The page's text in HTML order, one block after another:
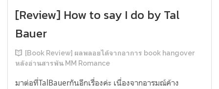
[Review] How to say I do by Tal
Bauer
[Book Review] ผลพลอยได้จากอาการ book hangover
หลังอ่านสารพัน MM Romance
มาต่อที่TalBauerกันอีกเรื่องค่ะ เนื่องจากอารมณ์ค้าง